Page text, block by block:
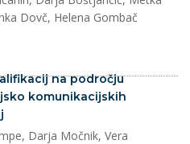
Dovč, Helena Gombač
na področju
komunikacijskih
Darja Močnik, Vera